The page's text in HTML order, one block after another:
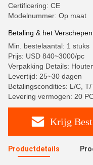
Certificering: CE
Modelnummer: Op maat
Betaling & het
Min. bestelaantal: 1 stuks
Prijs: USD 840~3000/pc
Verpakking Details:
Levertijd: 25~30 dagen
Betalingscondities: L/C, T/
Levering vermogen: 20
Krijg
Productdetails